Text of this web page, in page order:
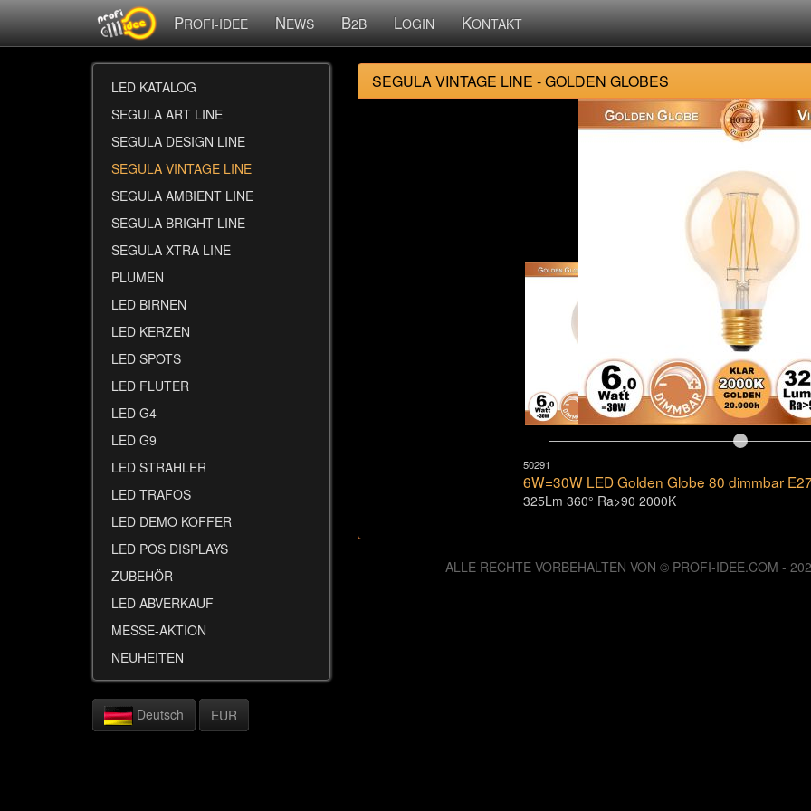
PROFI-IDEE NEWS B2B LOGIN KONTAKT
LED KATALOG
SEGULA ART LINE
SEGULA DESIGN LINE
SEGULA VINTAGE LINE
SEGULA AMBIENT LINE
SEGULA BRIGHT LINE
SEGULA XTRA LINE
PLUMEN
LED BIRNEN
LED KERZEN
LED SPOTS
LED FLUTER
LED G4
LED G9
LED STRAHLER
LED TRAFOS
LED DEMO KOFFER
LED POS DISPLAYS
ZUBEHÖR
LED ABVERKAUF
MESSE-AKTION
NEUHEITEN
Deutsch EUR
SEGULA VINTAGE LINE - GOLDEN GLOBES
50291
6W=30W LED Golden Globe 80 dimmbar
325Lm 360° Ra>90 2000K
ALLE RECHTE VORBEHALTEN VON © PROFI-IDEE.COM -